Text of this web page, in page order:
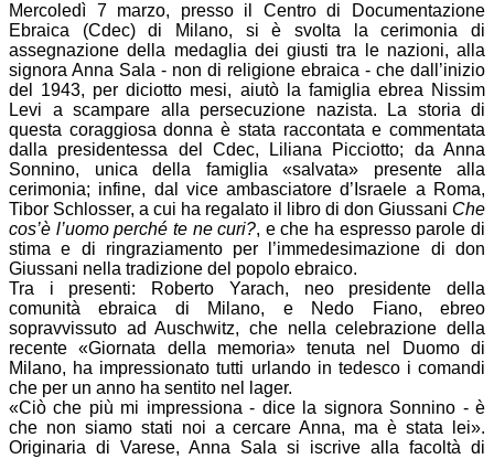
Mercoledì 7 marzo, presso il Centro di Documentazione
Ebraica (Cdec) di Milano, si è svolta la cerimonia di
assegnazione della medaglia dei giusti tra le nazioni, alla
signora Anna Sala - non di religione ebraica - che dall’inizio
del 1943, per diciotto mesi, aiutò la famiglia ebrea Nissim
Levi a scampare alla persecuzione nazista. La storia di
questa coraggiosa donna è stata raccontata e commentata
dalla presidentessa del Cdec, Liliana Picciotto; da Anna
Sonnino, unica della famiglia «salvata» presente alla
cerimonia; infine, dal vice ambasciatore d’Israele a Roma,
Tibor Schlosser, a cui ha regalato il libro di don Giussani Che
cos’è l’uomo perché te ne curi?, e che ha espresso parole di
stima e di ringraziamento per l’immedesimazione di don
Giussani nella tradizione del popolo ebraico.
Tra i presenti: Roberto Yarach, neo presidente della
comunità ebraica di Milano, e Nedo Fiano, ebreo
sopravvissuto ad Auschwitz, che nella celebrazione della
recente «Giornata della memoria» tenuta nel Duomo di
Milano, ha impressionato tutti urlando in tedesco i comandi
che per un anno ha sentito nel lager.
«Ciò che più mi impressiona - dice la signora Sonnino - è
che non siamo stati noi a cercare Anna, ma è stata lei».
Originaria di Varese, Anna Sala si iscrive alla facoltà di